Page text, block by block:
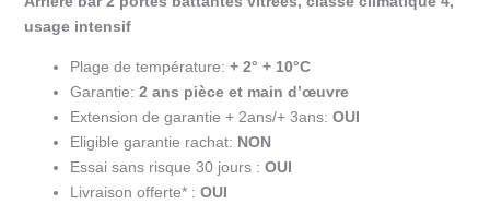
usage intensif
Plage de température: + 2° + 10°C
Garantie: 2 ans pièce et main d’œuvre
Extension de garantie + 2ans/+ 3ans: OUI
Eligible garantie rachat: NON
Essai sans risque 30 jours : OUI
Livraison offerte* : OUI